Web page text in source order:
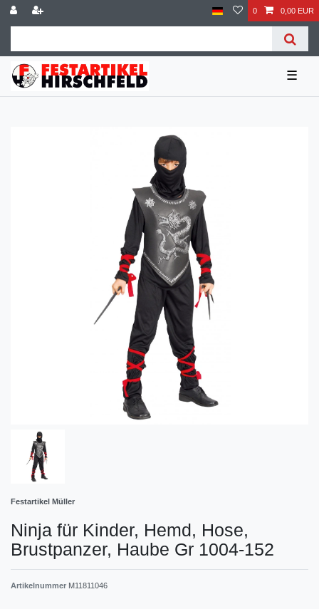
0 0,00 EUR
☰
Festartikel Müller
Ninja für Kinder, Hemd, Hose,
Brustpanzer, Haube Gr 1004-152
Artikelnummer M11811046